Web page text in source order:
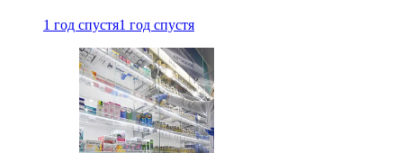
1 год спустя1 год спустя